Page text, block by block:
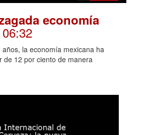
economía
años, la economía mexicana ha
de 12 por ciento de manera